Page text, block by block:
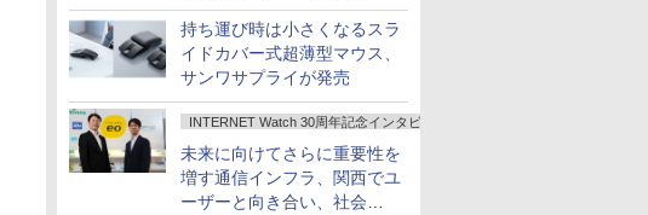
持ち運び時は小さくなるスラ
イドカバー式超薄型マウス、
サンワサプライが発売
INTERNET Watch 30周年記念インタビュー
未来に向けてさらに重要性を
増す通信インフラ、関西でユ
ーザーと向き合い、社会